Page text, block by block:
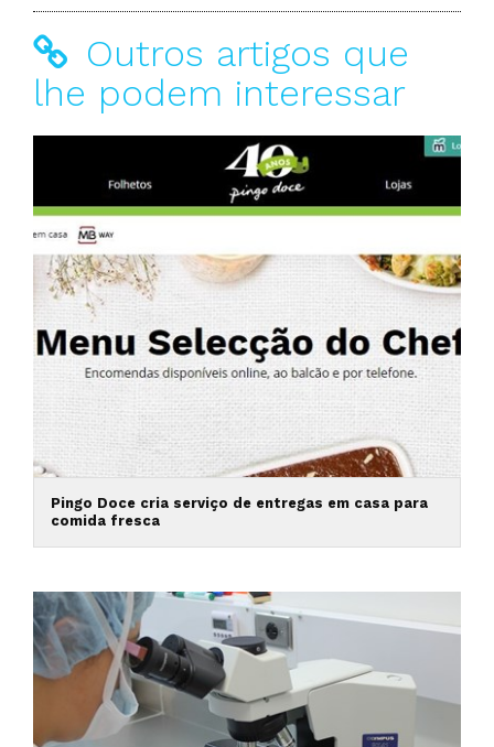
Outros artigos que
lhe podem interessar
Pingo Doce cria serviço de entregas em casa para
comida fresca